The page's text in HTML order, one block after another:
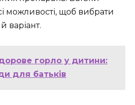
можливості, щоб вибрати
варіант.
горло у дитини:
для батьків